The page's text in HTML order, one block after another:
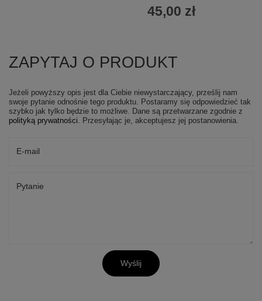
45,00 zł
ZAPYTAJ O PRODUKT
Jeżeli powyższy opis jest dla Ciebie niewystarczający, prześlij nam
swoje pytanie odnośnie tego produktu. Postaramy się odpowiedzieć tak
szybko jak tylko będzie to możliwe. Dane są przetwarzane zgodnie z
polityką prywatności . Przesyłając je, akceptujesz jej postanowienia.
E-mail
Pytanie
Wyślij